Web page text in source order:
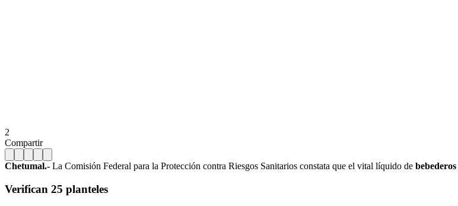
2
Compartir
Chetumal.- La Comisión Federal para la Protección contra Riesgos Sanitarios constata que el vital líquido de bebederos
Verifican 25 planteles